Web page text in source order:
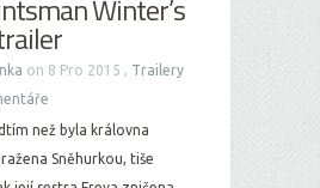
Winter’s
on 8 Pro 2015 , Trailery
než byla královna
Sněhurkou, tiše